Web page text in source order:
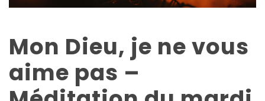
Mon Dieu, je ne vous
aime pas –